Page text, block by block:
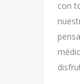
con